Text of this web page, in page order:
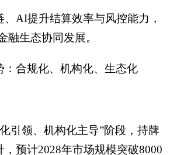
AI提升结算效率与风控能力，
融生态协同发展。
：合规化、机构化、生态化
引领、机构化主导”阶段，持牌
预计2028年市场规模突破8000